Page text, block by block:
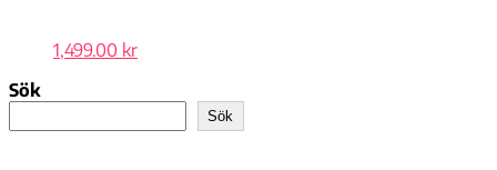
1,499.00 kr
Sök
Sök